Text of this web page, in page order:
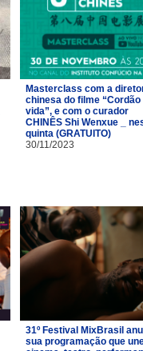
Masterclass com a
chinesa do filme “Cordão
vida”, e com o curador
CHINÊS Shi Wenxue _
quinta (GRATUITO)
30/11/2023
31º Festival MixBrasil
sua programação que